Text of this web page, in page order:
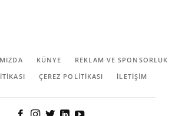
KÜNYE
REKLAM VE SPONSORLUK
ÇEREZ POLITIKASI İLETİŞİM